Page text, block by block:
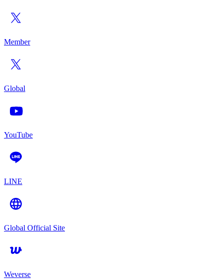
Member
Global
YouTube
LINE
Global Official Site
Weverse